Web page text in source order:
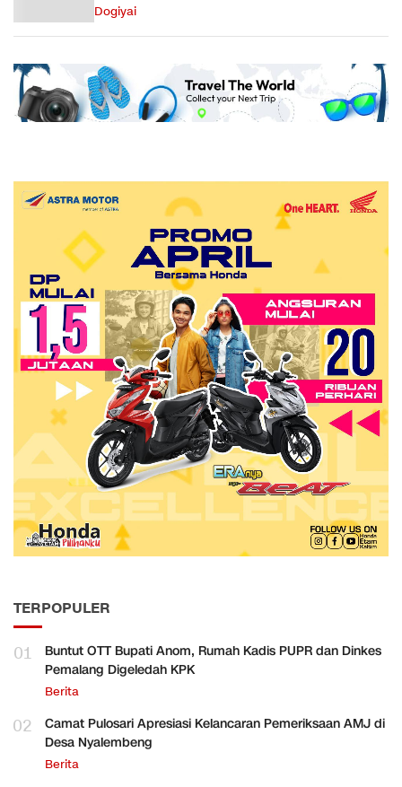
Dogiyai
TERPOPULER
01
Buntut OTT Bupati Anom, Rumah Kadis PUPR dan Dinkes
Pemalang Digeledah KPK
Berita
02
Camat Pulosari Apresiasi Kelancaran Pemeriksaan AMJ di
Desa Nyalembeng
Berita